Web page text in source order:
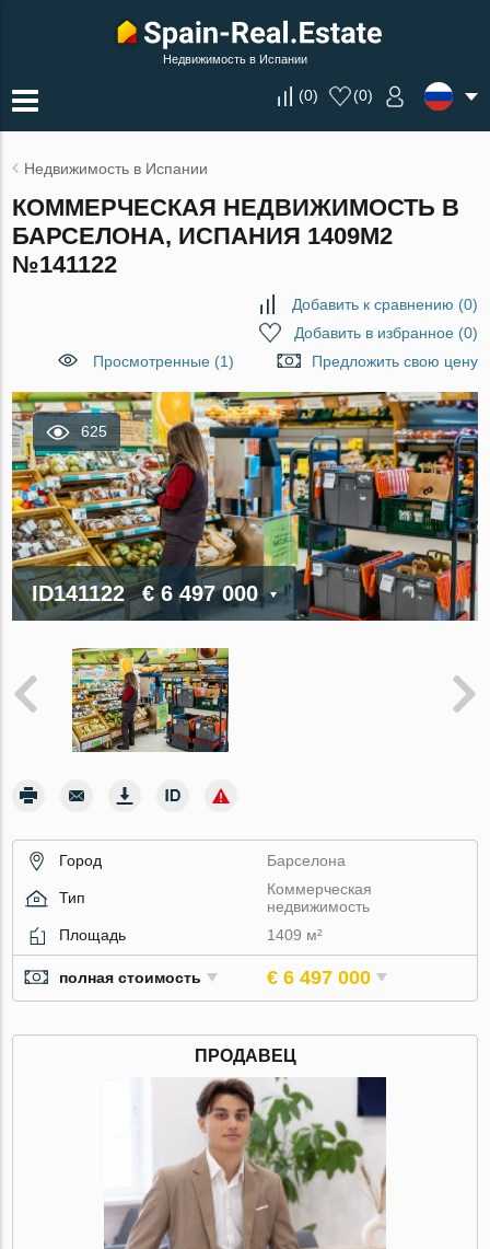
Недвижимость в Испании
(0) (0)
Недвижимость в Испании
КОММЕРЧЕСКАЯ НЕДВИЖИМОСТЬ В
БАРСЕЛОНА, ИСПАНИЯ 1409М2
№141122
Добавить к сравнению (0)
Добавить в избранное(0)
Просмотренные (1)
Предложить свою цену
625
ID141122 € 6 497 000
Город Барселона
Тип
Коммерческая
недвижимость
Площадь
1409 м²
полная стоимость € 6 497 000
ПРОДАВЕЦ